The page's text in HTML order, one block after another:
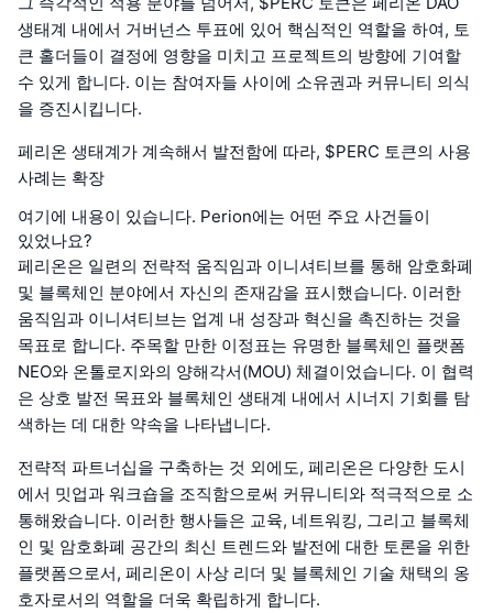
생태계 내에서 거버넌스 투표에 있어 핵심적인 역할을 하여, 토
큰 홀더들이 결정에 영향을 미치고 프로젝트의 방향에 기여할
수 있게 합니다. 이는 참여자들 사이에 소유권과 커뮤니티 의식
을 증진시킵니다.
페리온 생태계가 계속해서 발전함에 따라, $PERC 토큰의 사용
사례는 확장
여기에 내용이 있습니다. Perion에는 어떤 주요 사건들이
있었나요?
페리온은 일련의 전략적 움직임과 이니셔티브를 통해 암호화폐
및 블록체인 분야에서 자신의 존재감을 표시했습니다. 이러한
움직임과 이니셔티브는 업계 내 성장과 혁신을 촉진하는 것을
목표로 합니다. 주목할 만한 이정표는 유명한 블록체인 플랫폼
NEO와 온톨로지와의 양해각서(MOU) 체결이었습니다. 이 협력
은 상호 발전 목표와 블록체인 생태계 내에서 시너지 기회를 탐
색하는 데 대한 약속을 나타냅니다.
전략적 파트너십을 구축하는 것 외에도, 페리온은 다양한 도시
에서 밋업과 워크숍을 조직함으로써 커뮤니티와 적극적으로 소
통해왔습니다. 이러한 행사들은 교육, 네트워킹, 그리고 블록체
인 및 암호화폐 공간의 최신 트렌드와 발전에 대한 토론을 위한
플랫폼으로서, 페리온이 사상 리더 및 블록체인 기술 채택의 옹
호자로서의 역할을 더욱 확립하게 합니다.